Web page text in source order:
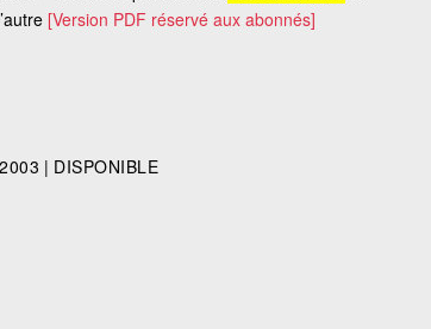
[Version PDF réservé aux abonnés]
2003 | DISPONIBLE